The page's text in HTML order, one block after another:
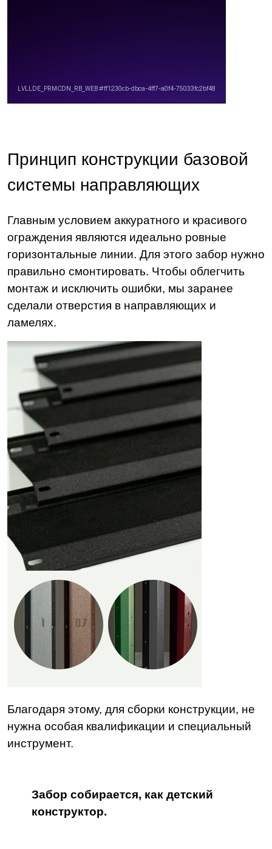
Принцип конструкции базовой
системы направляющих
Главным условием аккуратного и красивого
ограждения являются идеально ровные
горизонтальные линии. Для этого забор нужно
правильно смонтировать. Чтобы облегчить
монтаж и исключить ошибки, мы заранее
сделали отверстия в направляющих и
ламелях.
Благодаря этому, для сборки конструкции, не
нужна особая квалификации и специальный
инструмент.
Забор собирается, как детский
конструктор.